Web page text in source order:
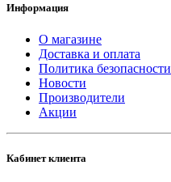
Информация
О магазине
Доставка и оплата
Политика безопасности
Новости
Производители
Акции
Кабинет клиента